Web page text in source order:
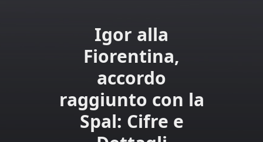
Igor alla
Fiorentina,
accordo
raggiunto con la
Spal: Cifre e